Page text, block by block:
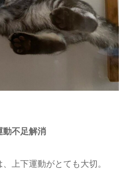
不足解消
上下運動がとても大切。